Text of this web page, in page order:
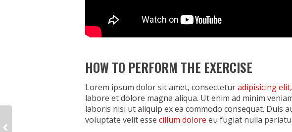
HOW TO PERFORM THE EXERCISE
Lorem ipsum dolor sit amet, consecteturadipisicing elit
labore et dolore magna aliqua. Ut enim ad minim
laboris nisi ut aliquip ex ea commodo consequat. Duis
voluptate velit esse cillum dolore eu fugiat nulla